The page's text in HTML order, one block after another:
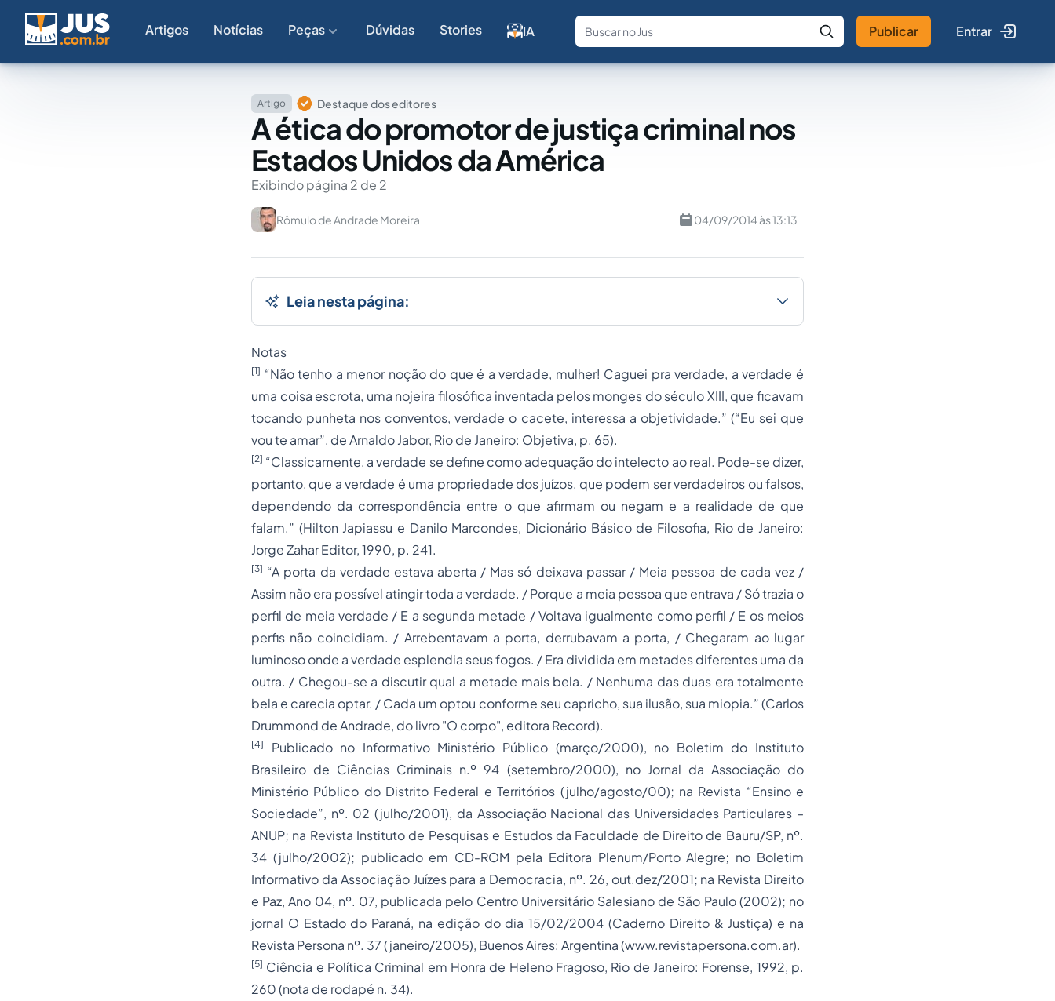
Artigos Notícias Peças Dúvidas Stories IA
Fale com a IA Buscar no Jus
Publicar Entrar
Artigo Destaque dos editores
A ética do promotor de justiça criminal nos
Estados Unidos da América
Exibindo página 2 de 2
Rômulo de Andrade Moreira 04/09/2014 às 13:13
Leia nesta página:
Notas
[1] “Não tenho a menor noção do que é a verdade, mulher! Caguei pra verdade, a verdade é
uma coisa escrota, uma nojeira filosófica inventada pelos monges do século XIII, que ficavam
tocando punheta nos conventos, verdade o cacete, interessa a objetividade.” (“Eu sei que
vou te amar”, de Arnaldo Jabor, Rio de Janeiro: Objetiva, p. 65).
[2] “Classicamente, a verdade se define como adequação do intelecto ao real. Pode-se dizer,
portanto, que a verdade é uma propriedade dos juízos, que podem ser verdadeiros ou falsos,
dependendo da correspondência entre o que afirmam ou negam e a realidade de que
falam.” (Hilton Japiassu e Danilo Marcondes, Dicionário Básico de Filosofia, Rio de Janeiro:
Jorge Zahar Editor, 1990, p. 241.
[3] “A porta da verdade estava aberta / Mas só deixava passar / Meia pessoa de cada vez /
Assim não era possível atingir toda a verdade. / Porque a meia pessoa que entrava / Só trazia o
perfil de meia verdade / E a segunda metade / Voltava igualmente como perfil / E os meios
perfis não coincidiam. / Arrebentavam a porta, derrubavam a porta, / Chegaram ao lugar
luminoso onde a verdade esplendia seus fogos. / Era dividida em metades diferentes uma da
outra. / Chegou-se a discutir qual a metade mais bela. / Nenhuma das duas era totalmente
bela e carecia optar. / Cada um optou conforme seu capricho, sua ilusão, sua miopia.” (Carlos
Drummond de Andrade, do livro "O corpo", editora Record).
[4]
Publicado no Informativo Ministério Público (março/2000), no Boletim do Instituto
Brasileiro de Ciências Criminais n.º 94 (setembro/2000), no Jornal da Associação do
Ministério Público do Distrito Federal e Territórios (julho/agosto/00); na Revista “Ensino e
Sociedade”, nº. 02 (julho/2001), da Associação Nacional das Universidades Particulares –
ANUP; na Revista Instituto de Pesquisas e Estudos da Faculdade de Direito de Bauru/SP, nº.
34 (julho/2002); publicado em CD-ROM pela Editora Plenum/Porto Alegre; no Boletim
Informativo da Associação Juízes para a Democracia, nº. 26, out.dez/2001; na Revista Direito
e Paz, Ano 04, nº. 07, publicada pelo Centro Universitário Salesiano de São Paulo (2002); no
jornal O Estado do Paraná, na edição do dia 15/02/2004 (Caderno Direito & Justiça) e na
Revista Persona nº. 37 (janeiro/2005), Buenos Aires: Argentina (www.revistapersona.com.ar).
[5] Ciência e Política Criminal em Honra de Heleno Fragoso, Rio de Janeiro: Forense, 1992, p.
260 (nota de rodapé n. 34).